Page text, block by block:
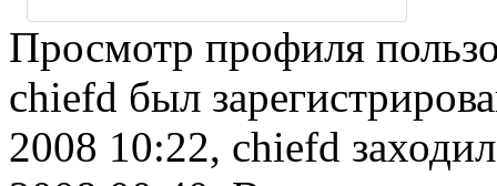
Просмотр профиля
chiefd был
2008 10:22, chiefd